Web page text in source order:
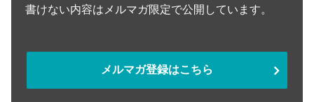
書けない内容はメルマガ限定で公開しています。
メルマガ登録はこちら